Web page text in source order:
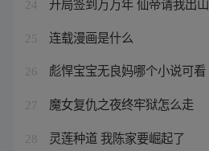
24
25 连载漫画是什么
26 彪悍宝宝无良妈哪个小说可看
27 魔女复仇之夜终牢狱怎么走
28 灵莲种道 我陈家要崛起了